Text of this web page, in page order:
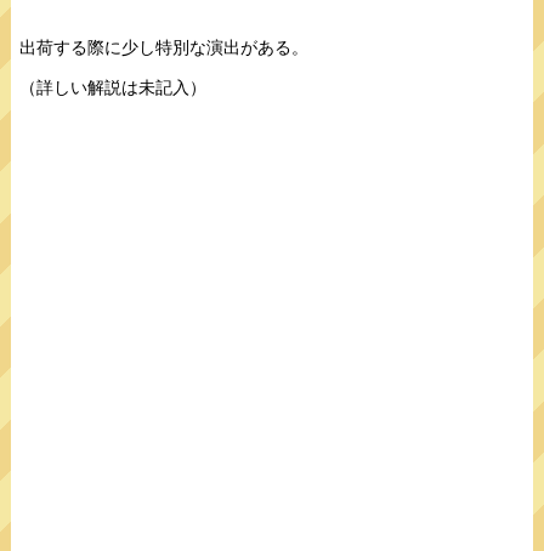
出荷する際に少し特別な演出がある。
（詳しい解説は未記入）